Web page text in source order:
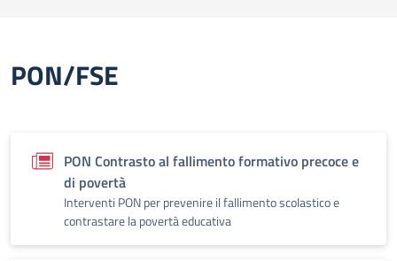
PON/FSE
PON Contrasto al fallimento formativo precoce e
di povertà
Interventi PON per prevenire il fallimento scolastico e
contrastare la povertà educativa